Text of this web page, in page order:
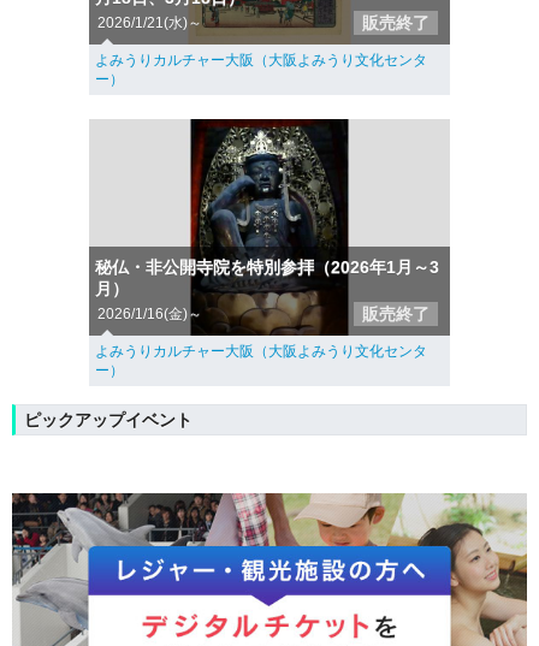
2026/1/21(水)～ 販売終了
よみうりカルチャー大阪（大阪よみうり文化センタ
ー）
秘仏・非公開寺院を特別参拝（2026年1月～3
月）
2026/1/16(金)～ 販売終了
よみうりカルチャー大阪（大阪よみうり文化センタ
ー）
ピックアップイベント